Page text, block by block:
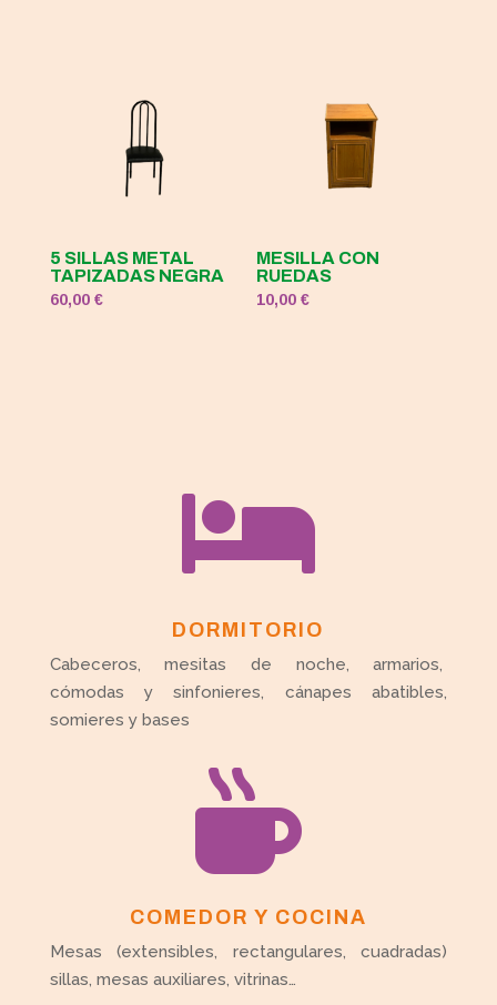
5 SILLAS METAL
TAPIZADAS NEGRA
60,00 €
MESILLA CON
RUEDAS
10,00€

DORMITORIO
Cabeceros, mesitas de noche, armarios,
cómodas y sinfonieres, cánapes abatibles,
somieres y bases

COMEDOR Y COCINA
Mesas (extensibles, rectangulares, cuadradas)
sillas, mesas auxiliares, vitrinas…